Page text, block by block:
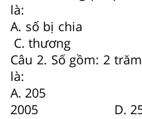
là:
A. số bị
C. thương D.
Câu 2. Số gồm: 2
là:
A. 205
2005 D.